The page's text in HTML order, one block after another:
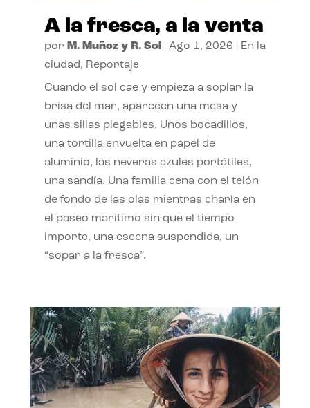
A la fresca, a la venta
por M. Muñoz y R. Sol| Ago 1, 2026
En la
ciudad, Reportaje
Cuando el sol cae y empieza a soplar la
brisa del mar, aparecen una mesa y
unas sillas plegables. Unos bocadillos,
una tortilla envuelta en papel de
aluminio, las neveras azules portátiles,
una sandía. Una familia cena con el telón
de fondo de las olas mientras charla en
el paseo marítimo sin que el tiempo
importe, una escena suspendida, un
“sopar a la fresca”.